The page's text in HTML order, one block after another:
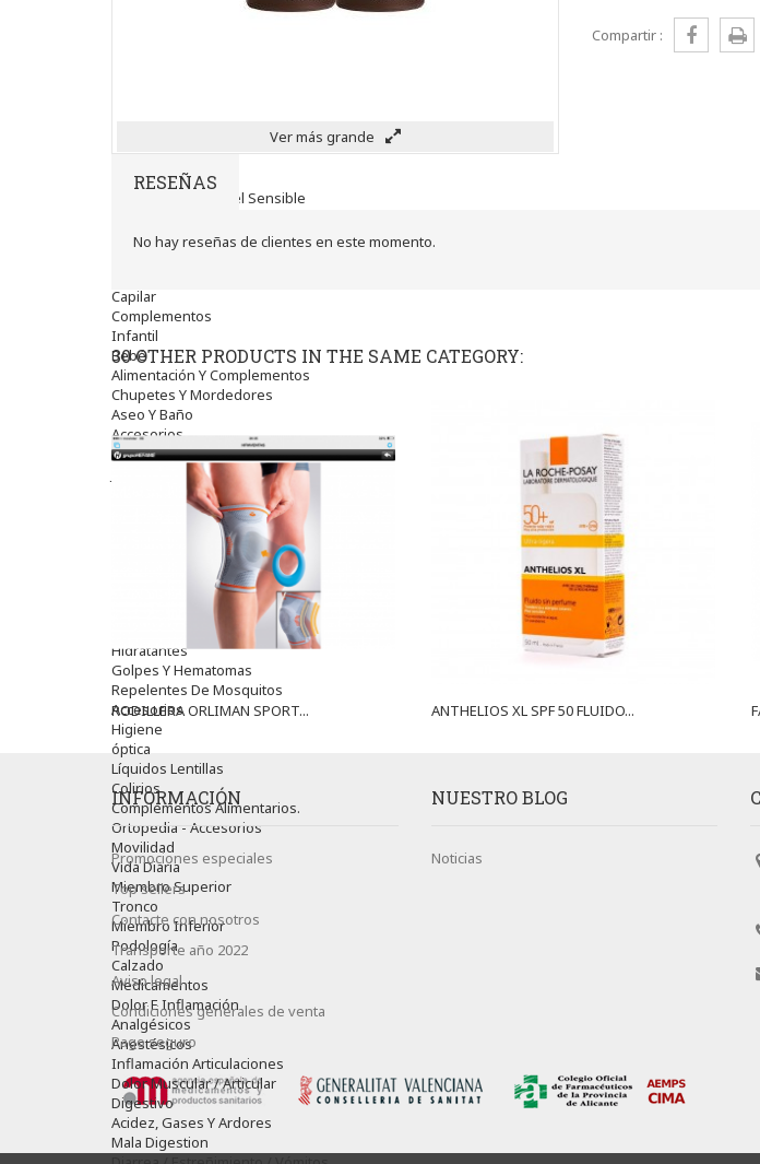
Cosmetica De Pies
Pacs Cosméticos
Cosmetica Facial Piel Sensible
Corporal
Capilar
Complementos
Infantil
Bebé
Alimentación Y Complementos
Chupetes Y Mordedores
Aseo Y Baño
Accesorios
Cuidados Especiales
Protección Solar
Complementos Alimentarios
Hidratantes
Golpes Y Hematomas
Repelentes De Mosquitos
Accesorios
Higiene
óptica
Líquidos Lentillas
Colirios
Complementos Alimentarios.
Ortopedia - Accesorios
Movilidad
Vida Diaria
Miembro Superior
Tronco
Miembro Inferior
Podología
Calzado
Medicamentos
Dolor E Inflamación
Analgésicos
Anestésicos
Inflamación Articulaciones
Dolor Muscular / Articular
Digestivo
Acidez, Gases Y Ardores
Mala Digestion
Ver más grande
Compartir :
RESEÑAS
No hay reseñas de clientes en este momento.
30 OTHER PRODUCTS IN THE SAME CATEGORY:
RODILLERA ORLIMAN SPORT... ANTHELIOS XL SPF 50 FLUIDO...
INFORMACIÓN
Promociones especiales
Top sellers
Contacte con nosotros
Transporte año 2022
Aviso legal
Condiciones generales de venta
Pago seguro
NUESTRO BLOG
Noticias